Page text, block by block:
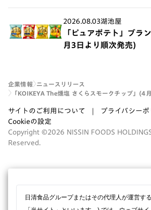
2026.08.03湖池屋
「ピュアポテト」ブラ
月3日より順次発売)
企業情報
ニュースリリース
「KOIKEYA The燻塩 さくらスモークチップ」(4
サイトのご利用について
プライバシー
Cookieの設定
Copyright ©2026 NISSIN FOODS
Reserved.
日清食品グループまたはその代理人が運営す